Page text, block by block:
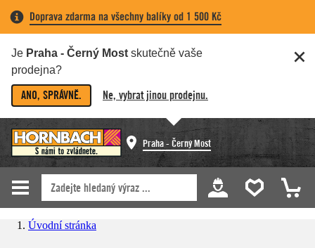
Doprava zdarma na všechny balíky od 1 500 Kč
Je Praha - Černý Most skutečně vaše
prodejna?
ANO, SPRÁVNĚ. Ne, vybrat jinou prodejnu.
Praha - Černý Most
Úvodní stránka